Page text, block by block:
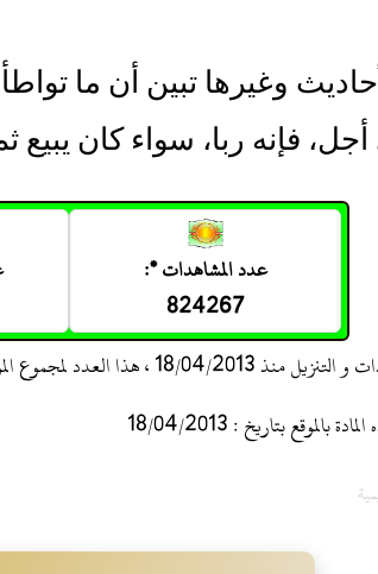
وغيرها تبين أن ما
فإنه ربا، سواء كان
عدد المشاهدات *:
824267
العدد لمجموع المواد المتعلقة بموضوع المادة
بتاريخ : 18/04/2013